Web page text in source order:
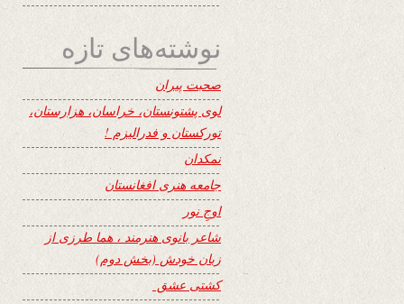
نوشته‌های تازه
صحبت پیران
لوی پشتونستان، خراسان، هزارستان،
تورکستان و فدرالیزم !
نمکدان
جامعه هنری افغانستان
اوجِ نور
شاعر بانوی هنرمند ، هما طرزی از
زبان خودش (بخش دوم)
کشتی عشق